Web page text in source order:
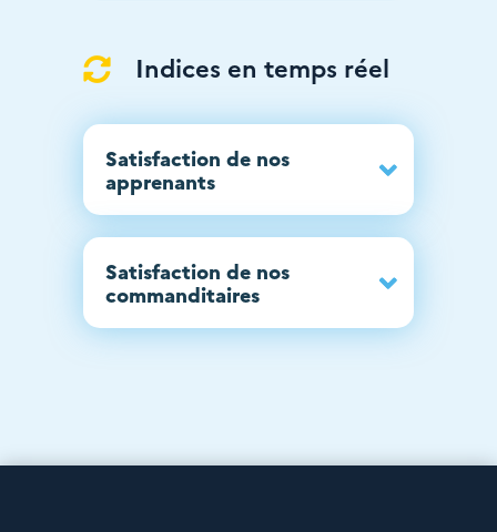
 Indices en temps réel
Satisfaction de nos
apprenants
Satisfaction de nos
commanditaires